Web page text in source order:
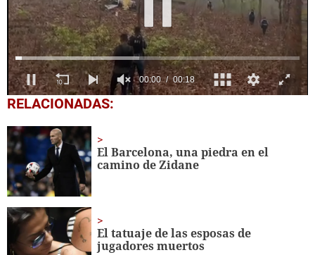
0
seconds
18
seconds
RELACIONADAS:
El Barcelona, una piedra en el
camino de Zidane
El tatuaje de las esposas de
jugadores muertos